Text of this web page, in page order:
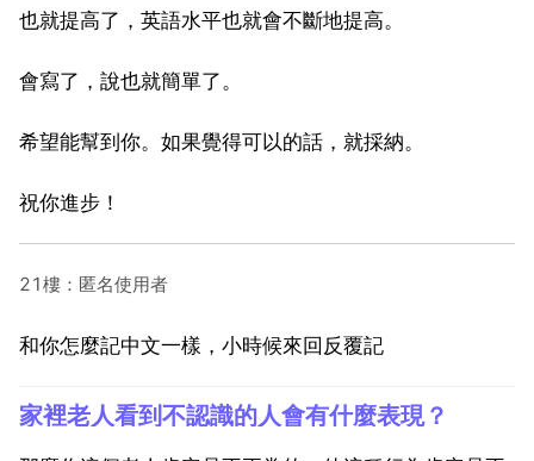
也就提高了，英語水平也就會不斷地提高。
會寫了，說也就簡單了。
希望能幫到你。如果覺得可以的話，就採納。
祝你進步！
21樓：匿名使用者
和你怎麼記中文一樣，小時候來回反覆記
家裡老人看到不認識的人會有什麼表現？